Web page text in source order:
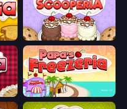
Papa's Scooperia
Papa's Freezeria